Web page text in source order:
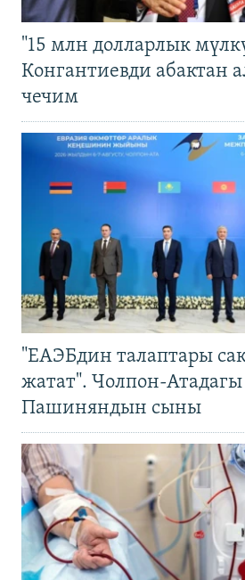
"15 млн долларлык
Конгантиевди абактан
чечим
"ЕАЭБдин талаптары
жатат". Чолпон-
Пашиняндын сыны